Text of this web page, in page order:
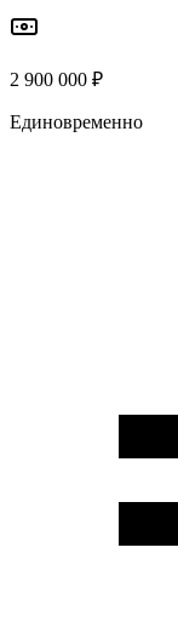
2 900 000 ₽
Единовременно